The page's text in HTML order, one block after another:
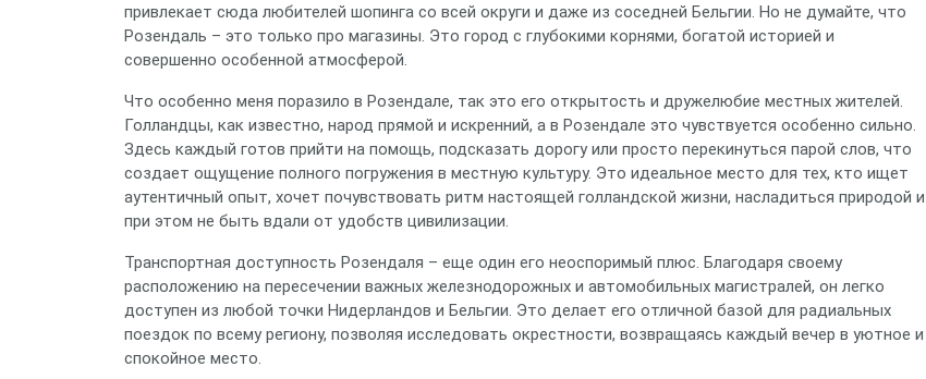
привлекает сюда любителей шопинга со всей округи и даже из соседней Бельгии. Но не думайте, что
Розендаль – это только про магазины. Это город с глубокими корнями, богатой историей и
совершенно особенной атмосферой.
Что особенно меня поразило в Розендале, так это его открытость и дружелюбие местных жителей.
Голландцы, как известно, народ прямой и искренний, а в Розендале это чувствуется особенно сильно.
Здесь каждый готов прийти на помощь, подсказать дорогу или просто перекинуться парой слов, что
создает ощущение полного погружения в местную культуру. Это идеальное место для тех, кто ищет
аутентичный опыт, хочет почувствовать ритм настоящей голландской жизни, насладиться природой и
при этом не быть вдали от удобств цивилизации.
Транспортная доступность Розендаля – еще один его неоспоримый плюс. Благодаря своему
расположению на пересечении важных железнодорожных и автомобильных магистралей, он легко
доступен из любой точки Нидерландов и Бельгии. Это делает его отличной базой для радиальных
поездок по всему региону, позволяя исследовать окрестности, возвращаясь каждый вечер в уютное и
спокойное место.